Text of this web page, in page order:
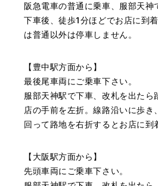
した。質屋さんはわりと利用して(
いましたが、今までの質屋さんと
印象でした。何度でも伺いたくな
当にありがとうございました。
（豊中市西泉丘）初めて利用しま
に査定をして頂き思いもよらない
正直他店の倍以上で驚きました。
ます。
阪急電車の普通に乗車、服部天神
下車後、徒歩1分ほどでお店に到
は普通以外は停車しません。
【豊中駅方面から】
最後尾車両にご乗車下さい。
服部天神駅で下車、改札を出たら
店の手前を左折。線路沿いに歩き
回って路地を右折するとお店に到
【大阪駅方面から】
先頭車両にご乗車下さい。